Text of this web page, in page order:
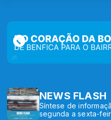
NEWS FLASH
Síntese de
segunda a sexta-